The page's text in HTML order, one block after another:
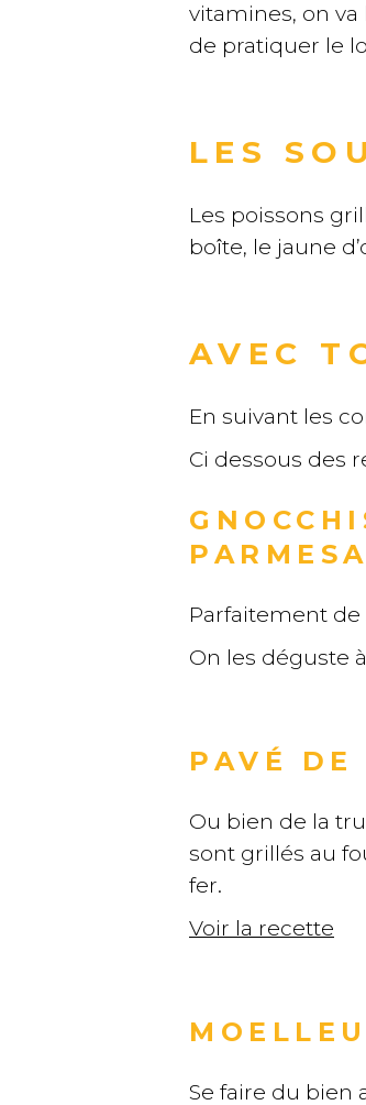
vitamines, on
de pratiquer le
LES
Les poissons
boîte, le jaune
AVEC
En suivant les
Ci dessous des
Parfaitement de
On les déguste
PAVÉ DE
Ou bien de la
sont grillés au
fer.
Voir la recette
Se faire du bien